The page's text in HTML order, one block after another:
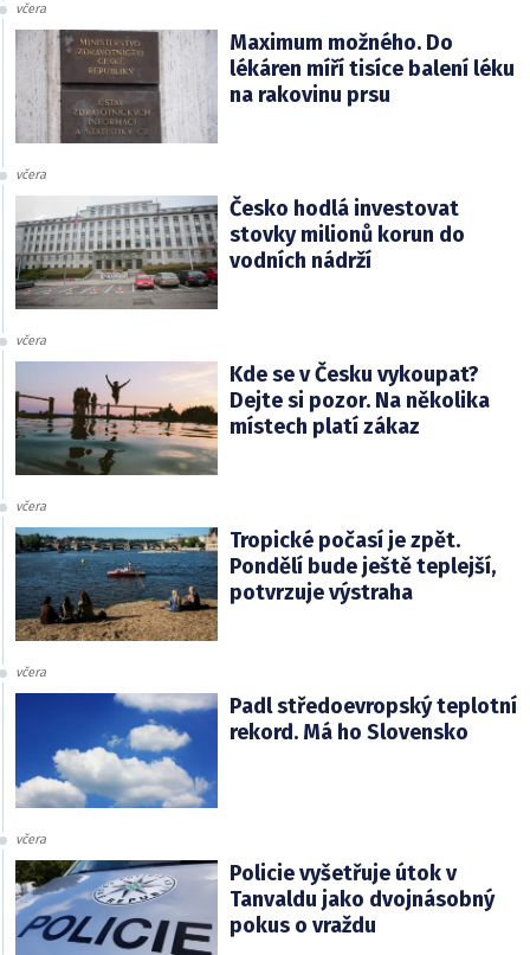
včera
Maximum možného. Do
lékáren míří tisíce balení léku
na rakovinu prsu
včera
Česko hodlá investovat
stovky milionů korun do
vodních nádrží
včera
Kde se v Česku vykoupat?
Dejte si pozor. Na několika
místech platí zákaz
včera
Tropické počasí je zpět.
Pondělí bude ještě teplejší,
potvrzuje výstraha
včera
Padl středoevropský teplotní
rekord. Má ho Slovensko
včera
Policie vyšetřuje útok v
Tanvaldu jako dvojnásobný
pokus o vraždu